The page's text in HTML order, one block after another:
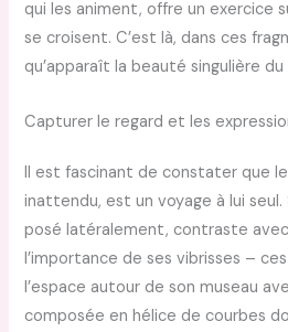
qui les animent, offre un exercice
se croisent. C’est là, dans ces
qu’apparaît la beauté singulière du
Capturer le regard et les
Il est fascinant de constater que
inattendu, est un voyage à lui
posé latéralement, contraste
l’importance de ses vibrisses –
l’espace autour de son museau
composée en hélice de courbes